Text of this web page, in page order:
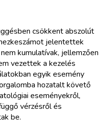
csökkent abszolút
jelentettek
kumulatívak, jellemzően
vezettek a kezelés
egyik esemény
hozatalt követő
eseményekről,
vérzésről és
be.